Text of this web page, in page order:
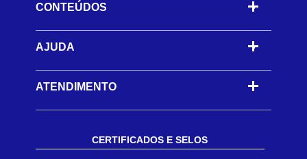
CONTEÚDOS -
AJUDA -
ATENDIMENTO
CERTIFICADOS E SELOS